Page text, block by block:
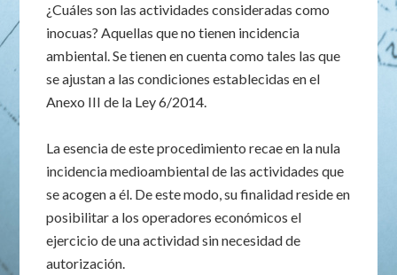
¿Cuáles son las actividades consideradas como
inocuas? Aquellas que no tienen incidencia
ambiental. Se tienen en cuenta como tales las que
se ajustan a las condiciones establecidas en el
Anexo III de la Ley 6/2014.
La esencia de este procedimiento recae en la nula
incidencia medioambiental de las actividades que
se acogen a él. De este modo, su finalidad reside en
posibilitar a los operadores económicos el
ejercicio de una actividad sin necesidad de
autorización.